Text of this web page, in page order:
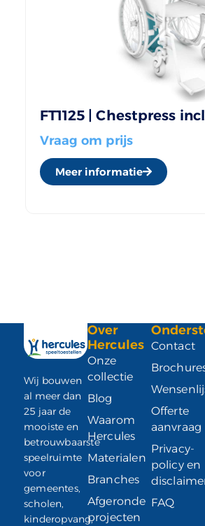
FT1125 | Chestpress
Vraag om prijs
Meer informatie
Wij bouwen
al meer dan
25 jaar de
mooiste en
betrouwbaarste
speelruimte
voor
gemeentes,
scholen,
kinderopvang,
Over
Hercules
Onze
collectie
Blog
Waarom
Hercules
Materialen
Branches
Afgeronde
projecten
Contact
Offerte
aanvraag
Privacy-
policy en
FAQ